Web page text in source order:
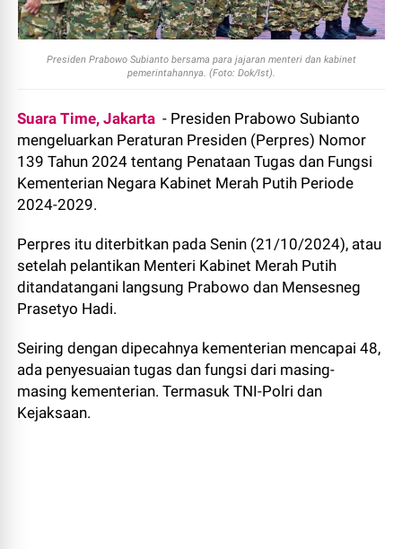
Presiden Prabowo Subianto bersama para jajaran menteri dan kabinet
pemerintahannya. (Foto: Dok/Ist).
Suara Time, Jakarta - Presiden Prabowo Subianto
mengeluarkan Peraturan Presiden (Perpres) Nomor
139 Tahun 2024 tentang Penataan Tugas dan Fungsi
Kementerian Negara Kabinet Merah Putih Periode
2024-2029.
Perpres itu diterbitkan pada Senin (21/10/2024), atau
setelah pelantikan Menteri Kabinet Merah Putih
ditandatangani langsung Prabowo dan Mensesneg
Prasetyo Hadi.
Seiring dengan dipecahnya kementerian mencapai 48,
ada penyesuaian tugas dan fungsi dari masing-
masing kementerian. Termasuk TNI-Polri dan
Kejaksaan.